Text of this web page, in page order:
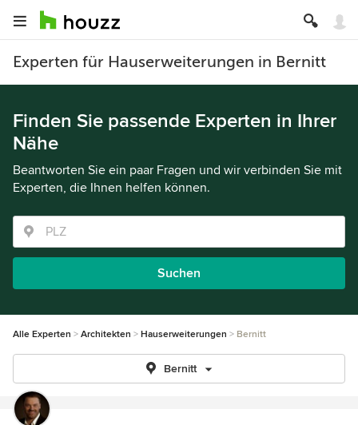
Experten für Hauserweiterungen in Bernitt
Finden Sie passende Experten in Ihrer
Nähe
Beantworten Sie ein paar Fragen und wir verbinden Sie mit
Experten, die Ihnen helfen können.
Suchen
Alle Experten Architekten Hauserweiterungen Bernitt
Bernitt